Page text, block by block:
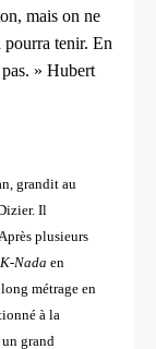
mais on ne
pourra tenir. En
» Hubert
grandit au
Il
plusieurs
K-Nada en
métrage en
à la
grand